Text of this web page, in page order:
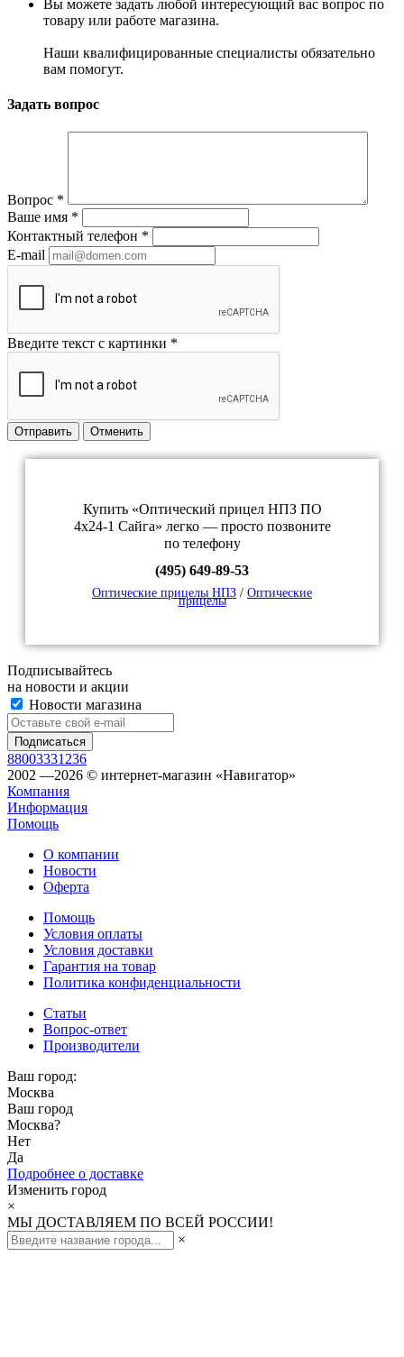
Вы можете задать любой интересующий вас вопрос по
товару или работе магазина.
Наши квалифицированные специалисты обязательно
вам помогут.
Задать вопрос
Вопрос *
Ваше имя *
Контактный телефон *
E-mail
Введите текст с картинки *
Отправить Отменить
Купить «Оптический прицел НПЗ ПО
4х24-1 Сайга» легко — просто позвоните
по телефону
(495) 649-89-53
Оптические прицелы НПЗ / Оптические
прицелы
Подписывайтесь
на новости и акции
Новости магазина
88003331236
2002 —2026 © интернет-магазин «Навигатор»
Компания
Информация
Помощь
О компании
Новости
Оферта
Помощь
Условия оплаты
Условия доставки
Гарантия на товар
Политика конфиденциальности
Статьи
Вопрос-ответ
Производители
Ваш город:
Москва
Ваш город
Москва?
Нет
Да
Подробнее о доставке
Изменить город
×
МЫ ДОСТАВЛЯЕМ ПО ВСЕЙ РОССИИ!
×